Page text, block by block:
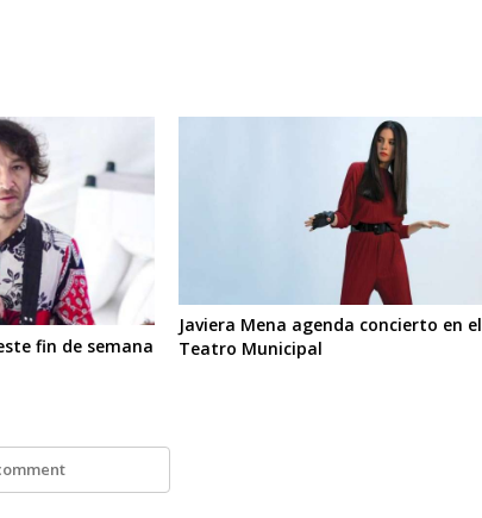
fin de semana
Javiera Mena agenda concierto en el
Teatro Municipal